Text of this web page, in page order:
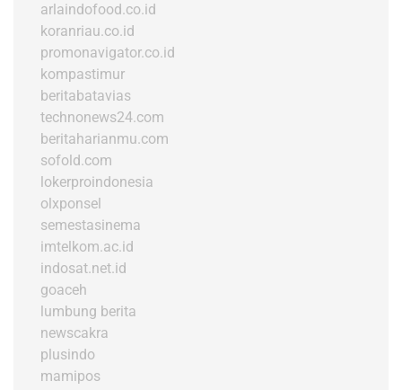
arlaindofood.co.id
koranriau.co.id
promonavigator.co.id
kompastimur
beritabatavias
technonews24.com
beritaharianmu.com
sofold.com
lokerproindonesia
olxponsel
semestasinema
imtelkom.ac.id
indosat.net.id
goaceh
lumbung berita
newscakra
plusindo
mamipos